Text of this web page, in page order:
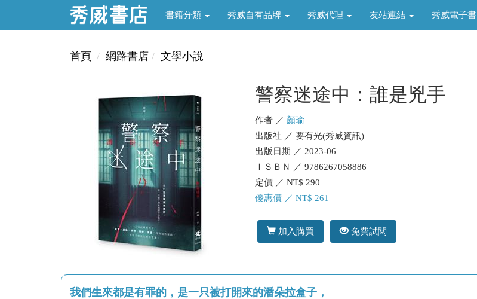
書籍分類 秀威自有品牌 秀威代理 友站連結 秀威電子書
首頁 網路書店 文學小說
警察迷途中：誰是兇手
作者 ／ 顏瑜
出版社 ／ 要有光(秀威資訊)
出版日期 ／ 2023-06
ＩＳＢＮ ／ 9786267058886
定價 ／ NT$ 290
優惠價 ／ NT$ 261
加入購買 免費試閱
我們生來都是有罪的，是一只被打開來的潘朵拉盒子，